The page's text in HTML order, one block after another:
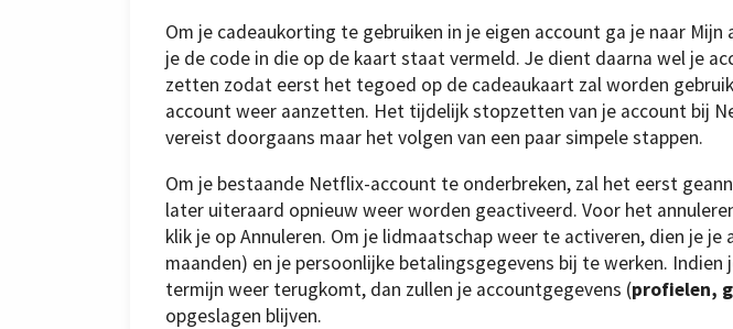
Om je cadeaukorting te gebruiken in je eigen account ga je naar
je de code in die op de kaart staat vermeld. Je dient daarna wel je
zetten zodat eerst het tegoed op de cadeaukaart zal worden
account weer aanzetten. Het tijdelijk stopzetten van je account bij
vereist doorgaans maar het volgen van een paar simpele stappen.
Om je bestaande Netflix-account te onderbreken, zal het eerst
later uiteraard opnieuw weer worden geactiveerd. Voor het
klik je op Annuleren. Om je lidmaatschap weer te activeren, dien je je
maanden) en je persoonlijke betalingsgegevens bij te werken. Indien
termijn weer terugkomt, dan zullen je accountgegevens (profielen,
opgeslagen blijven.